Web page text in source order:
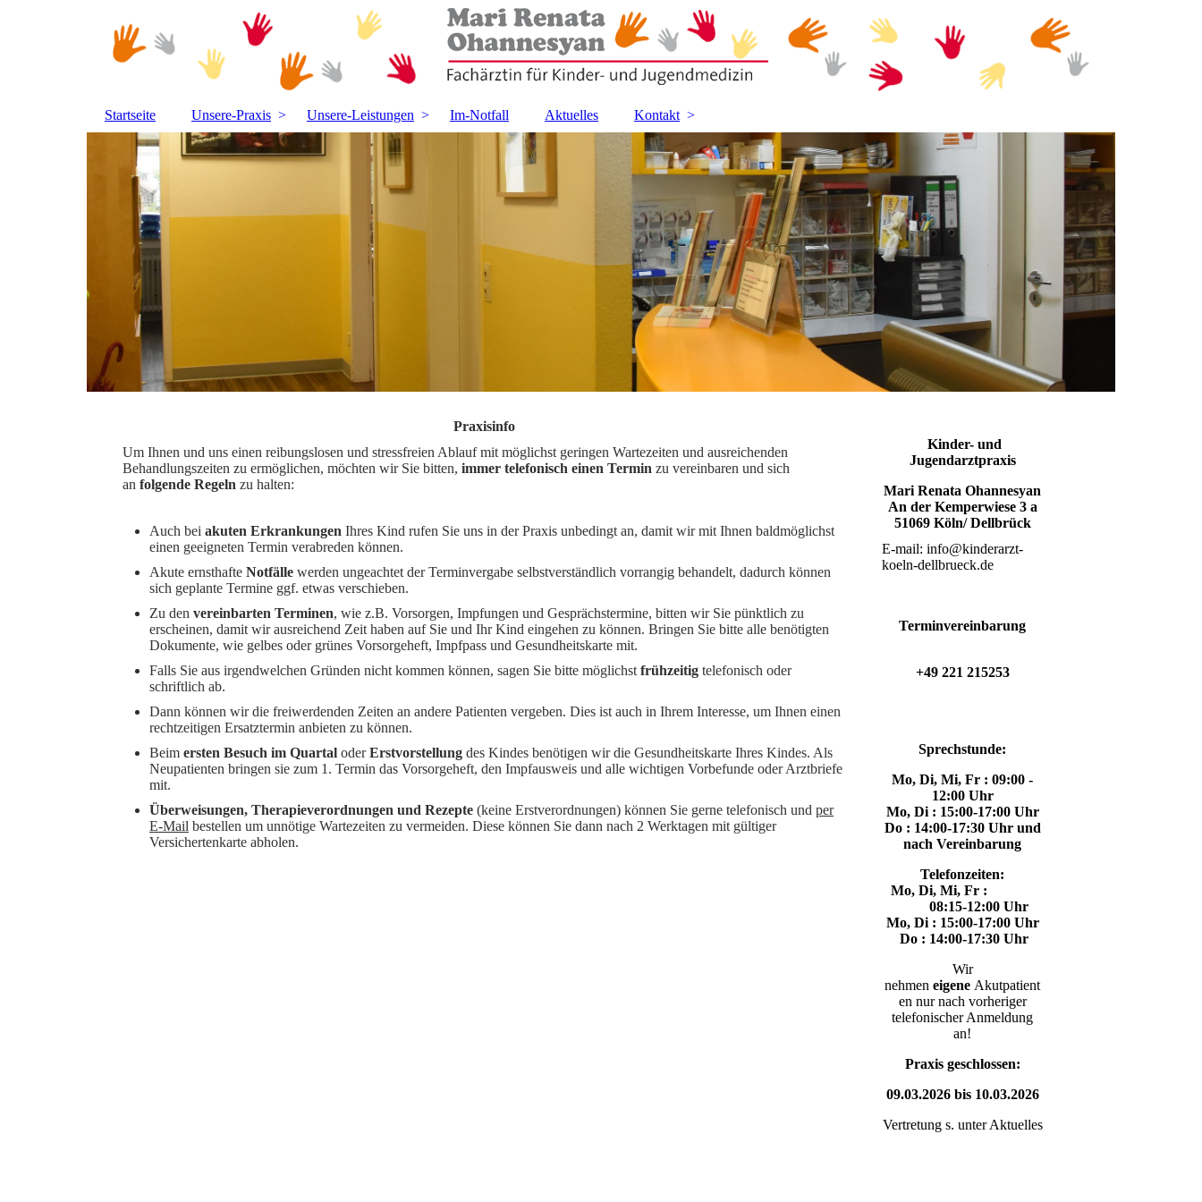
Startseite Unsere-Praxis Unsere-Leistungen Im-Notfall Aktuelles Kontakt
Praxisinfo
Um Ihnen und uns einen reibungslosen und stressfreien Ablauf mit möglichst geringen Wartezeiten und ausreichenden
Behandlungszeiten zu ermöglichen, möchten wir Sie bitten, immer telefonisch einen Termin zu vereinbaren und sich
an folgende Regeln zu halten:
Auch bei akuten Erkrankungen Ihres Kind rufen Sie uns in der Praxis unbedingt an, damit wir mit Ihnen baldmöglichst
einen geeigneten Termin verabreden können.
Akute ernsthafte Notfälle werden ungeachtet der Terminvergabe selbstverständlich vorrangig behandelt, dadurch können
sich geplante Termine ggf. etwas verschieben.
Zu den vereinbarten Terminen, wie z.B. Vorsorgen, Impfungen und Gesprächstermine, bitten wir Sie pünktlich zu
erscheinen, damit wir ausreichend Zeit haben auf Sie und Ihr Kind eingehen zu können. Bringen Sie bitte alle benötigten
Dokumente, wie gelbes oder grünes Vorsorgeheft, Impfpass und Gesundheitskarte mit.
Falls Sie aus irgendwelchen Gründen nicht kommen können, sagen Sie bitte möglichst frühzeitig telefonisch oder
schriftlich ab.
Dann können wir die freiwerdenden Zeiten an andere Patienten vergeben. Dies ist auch in Ihrem Interesse, um Ihnen einen
rechtzeitigen Ersatztermin anbieten zu können.
Beim ersten Besuch im Quartal oderErstvorstellung des Kindes benötigen wir die Gesundheitskarte Ihres Kindes. Als
Neupatienten bringen sie zum 1. Termin das Vorsorgeheft, den Impfausweis und alle wichtigen Vorbefunde oder Arztbriefe
mit.
Überweisungen, Therapieverordnungen und Rezepte (keine Erstverordnungen) können Sie gerne telefonisch und per
E-Mail bestellen um unnötige Wartezeiten zu vermeiden. Diese können Sie dann nach 2 Werktagen mit gültiger
Versichertenkarte abholen.
Kinder- und
Jugendarztpraxis
Mari Renata Ohannesyan
An der Kemperwiese 3 a
51069 Köln/ Dellbrück
E-mail: info@kinderarzt-
koeln-dellbrueck.de
Terminvereinbarung
+49 221 215253
Sprechstunde:
Mo, Di, Mi, Fr : 09:00 -
12:00 Uhr
Mo, Di : 15:00-17:00 Uhr
Do : 14:00-17:30 Uhr und
nach Vereinbarung
Telefonzeiten:
Mo, Di, Mi, Fr :
08:15-12:00 Uhr
Mo, Di : 15:00-17:00 Uhr
Do : 14:00-17:30 Uhr
Wir
nehmen eigene Akutpatient
en nur nach vorheriger
telefonischer Anmeldung
an!
Praxis geschlossen:
09.03.2026 bis 10.03.2026
Vertretung s. unter Aktuelles